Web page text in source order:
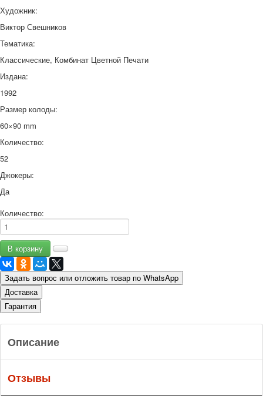
Художник:
Виктор Свешников
Тематика:
Классические, Комбинат Цветной Печати
Издана:
1992
Размер колоды:
60×90 mm
Количество:
52
Джокеры:
Да
Количество:
Задать вопрос или отложить товар по WhatsApp
Доставка
Гарантия
Описание
Отзывы